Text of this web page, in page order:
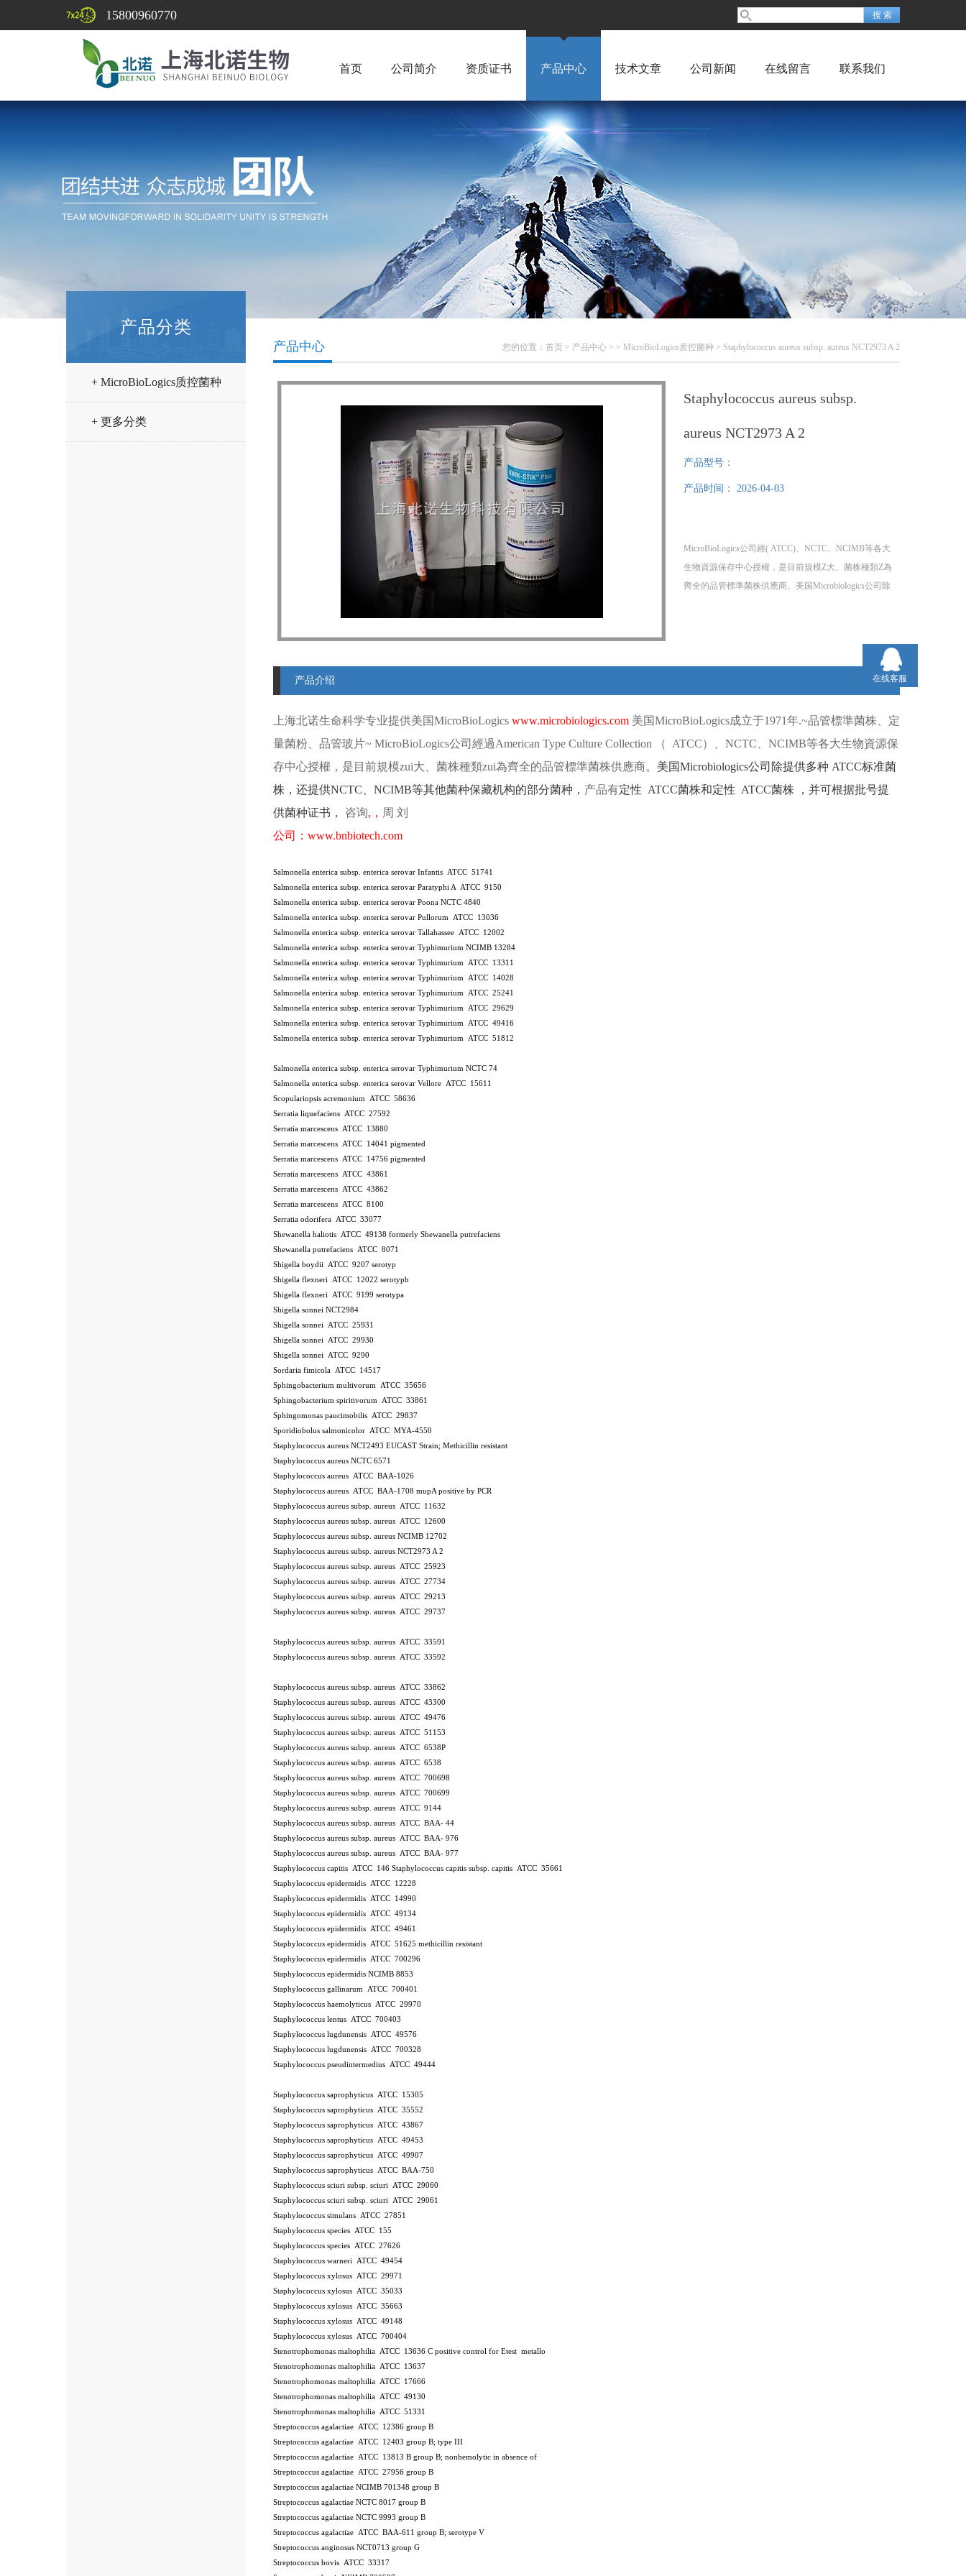
15800960770
首页 公司简介 资质证书 产品中心 技术文章 公司新闻 在线留言 联系我们
产品分类
+ MicroBioLogics质控菌种
+ 更多分类
您的位置： 首页 > 产品中心 > > MicroBioLogics质控菌种 > Staphylococcus aureus subsp. aureus NCT2973 A 2
产品中心
Staphylococcus aureus subsp.
aureus NCT2973 A 2
产品型号：
产品时间： 2026-04-03
MicroBioLogics公司經( ATCC)、NCTC、NCIMB等各大
生物資源保存中心授權，是目前規模Z大、菌株種類Z為
齊全的品管標準菌株供應商。美国Microbiologics公司除
产品介绍
上海北诺生命科学专业提供美国MicroBioLogics www.microbiologics.com 美国MicroBioLogics成立于1971年.~品管標準菌株、定
量菌粉、品管玻片~ MicroBioLogics公司經過American Type Culture Collection （ ATCC） NCTC NCIMB等各大生物資源保
存中心授權，是目前規模zui大、菌株種類zui為齊全的品管標準菌株供應商。 美国Microbiologics公司除提供多种 ATCC标准菌
株 ，还提供NCTC NCIMB等其他菌种保藏机构的部分菌种， 产品有定性 ATCC菌株和定性 ATCC菌株
，并可根据批号提
供菌种证书，
咨询, ， 周 刘
公司： www.bnbiotech.com
Salmonella enterica subsp. enterica serovar Infantis ATCC 51741
Salmonella enterica subsp. enterica serovar Paratyphi A ATCC 9150
Salmonella enterica subsp. enterica serovar Poona NCTC 4840
Salmonella enterica subsp. enterica serovar Pullorum ATCC 13036
Salmonella enterica subsp. enterica serovar Tallahassee ATCC 12002
Salmonella enterica subsp. enterica serovar Typhimurium NCIMB 13284
Salmonella enterica subsp. enterica serovar Typhimurium ATCC 13311
Salmonella enterica subsp. enterica serovar Typhimurium ATCC 14028
Salmonella enterica subsp. enterica serovar Typhimurium ATCC 25241
Salmonella enterica subsp. enterica serovar Typhimurium ATCC 29629
Salmonella enterica subsp. enterica serovar Typhimurium ATCC 49416
Salmonella enterica subsp. enterica serovar Typhimurium ATCC 51812
Salmonella enterica subsp. enterica serovar Typhimurium NCTC 74
Salmonella enterica subsp. enterica serovar Vellore ATCC 15611
Scopulariopsis acremonium ATCC 58636
Serratia liquefaciens ATCC 27592
Serratia marcescens ATCC 13880
Serratia marcescens ATCC 14041 pigmented
Serratia marcescens ATCC 14756 pigmented
Serratia marcescens ATCC 43861
Serratia marcescens ATCC 43862
Serratia marcescens ATCC 8100
Serratia odorifera ATCC 33077
Shewanella haliotis ATCC 49138 formerly Shewanella putrefaciens
Shewanella putrefaciens ATCC 8071
Shigella boydii ATCC 9207 serotyp
Shigella flexneri ATCC 12022 serotypb
Shigella flexneri ATCC 9199 serotypa
Shigella sonnei NCT2984
Shigella sonnei ATCC 25931
Shigella sonnei ATCC 29930
Shigella sonnei ATCC 9290
Sordaria fimicola ATCC 14517
Sphingobacterium multivorum ATCC 35656
Sphingobacterium spiritivorum ATCC 33861
Sphingomonas paucimobilis ATCC 29837
Sporidiobolus salmonicolor ATCC MYA-4550
Staphylococcus aureus NCT2493 EUCAST Strain; Methicillin resistant
Staphylococcus aureus NCTC 6571
Staphylococcus aureus ATCC BAA-1026
Staphylococcus aureus ATCC BAA-1708 mupA positive by PCR
Staphylococcus aureus subsp. aureus ATCC 11632
Staphylococcus aureus subsp. aureus ATCC 12600
Staphylococcus aureus subsp. aureus NCIMB 12702
Staphylococcus aureus subsp. aureus NCT2973 A 2
Staphylococcus aureus subsp. aureus ATCC 25923
Staphylococcus aureus subsp. aureus ATCC 27734
Staphylococcus aureus subsp. aureus ATCC 29213
Staphylococcus aureus subsp. aureus ATCC 29737
Staphylococcus aureus subsp. aureus ATCC 33591
Staphylococcus aureus subsp. aureus ATCC 33592
Staphylococcus aureus subsp. aureus ATCC 33862
Staphylococcus aureus subsp. aureus ATCC 43300
Staphylococcus aureus subsp. aureus ATCC 49476
Staphylococcus aureus subsp. aureus ATCC 51153
Staphylococcus aureus subsp. aureus ATCC 6538P
Staphylococcus aureus subsp. aureus ATCC 6538
Staphylococcus aureus subsp. aureus ATCC 700698
Staphylococcus aureus subsp. aureus ATCC 700699
Staphylococcus aureus subsp. aureus ATCC 9144
Staphylococcus aureus subsp. aureus ATCC BAA- 44
Staphylococcus aureus subsp. aureus ATCC BAA- 976
Staphylococcus aureus subsp. aureus ATCC BAA- 977
Staphylococcus capitis ATCC 146 Staphylococcus capitis subsp. capitis ATCC 35661
Staphylococcus epidermidis ATCC 12228
Staphylococcus epidermidis ATCC 14990
Staphylococcus epidermidis ATCC 49134
Staphylococcus epidermidis ATCC 49461
Staphylococcus epidermidis ATCC 51625 methicillin resistant
Staphylococcus epidermidis ATCC 700296
Staphylococcus epidermidis NCIMB 8853
Staphylococcus gallinarum ATCC 700401
Staphylococcus haemolyticus ATCC 29970
Staphylococcus lentus ATCC 700403
Staphylococcus lugdunensis ATCC 49576
Staphylococcus lugdunensis ATCC 700328
Staphylococcus pseudintermedius ATCC 49444
Staphylococcus saprophyticus ATCC 15305
Staphylococcus saprophyticus ATCC 35552
Staphylococcus saprophyticus ATCC 43867
Staphylococcus saprophyticus ATCC 49453
Staphylococcus saprophyticus ATCC 49907
Staphylococcus saprophyticus ATCC BAA-750
Staphylococcus sciuri subsp. sciuri ATCC 29060
Staphylococcus sciuri subsp. sciuri ATCC 29061
Staphylococcus simulans ATCC 27851
Staphylococcus species ATCC 155
Staphylococcus species ATCC 27626
Staphylococcus warneri ATCC 49454
Staphylococcus xylosus ATCC 29971
Staphylococcus xylosus ATCC 35033
Staphylococcus xylosus ATCC 35663
Staphylococcus xylosus ATCC 49148
Staphylococcus xylosus ATCC 700404
Stenotrophomonas maltophilia ATCC 13636 C positive control for Etest metallo
Stenotrophomonas maltophilia ATCC 13637
Stenotrophomonas maltophilia ATCC 17666
Stenotrophomonas maltophilia ATCC 49130
Stenotrophomonas maltophilia ATCC 51331
Streptococcus agalactiae ATCC 12386 group B
Streptococcus agalactiae ATCC 12403 group B; type III
Streptococcus agalactiae ATCC 13813 B group B; nonhemolytic in absence of
Streptococcus agalactiae ATCC 27956 group B
Streptococcus agalactiae NCIMB 701348 group B
Streptococcus agalactiae NCTC 8017 group B
Streptococcus agalactiae NCTC 9993 group B
Streptococcus agalactiae ATCC BAA-611 group B; serotype V
Streptococcus anginosus NCT0713 group G
Streptococcus bovis ATCC 33317
在线客服